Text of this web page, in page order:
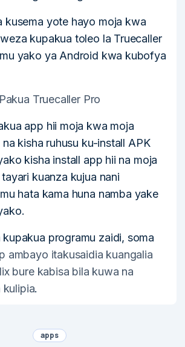
kusema yote hayo moja kwa
kupakua toleo la Truecaller
yako ya Android kwa kubofya
Pakua Truecaller Pro
app hii moja kwa moja
kisha ruhusu ku-install APK
kisha install app hii na moja
kuanza kujua nani
hata kama huna namba yake
kupakua programu zaidi, soma
ambayo itakusaidia kuangalia
bure kabisa bila kuwa na
kulipia.
apps